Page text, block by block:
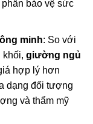
bảo vệ sức
minh: So với
khối, giường ngủ
hợp lý hơn
dạng đối tượng
và thẩm mỹ